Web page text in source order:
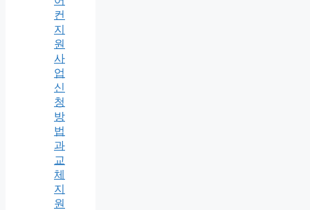
컨
지
원
사
업
신
청
방
법
과
교
체
지
원